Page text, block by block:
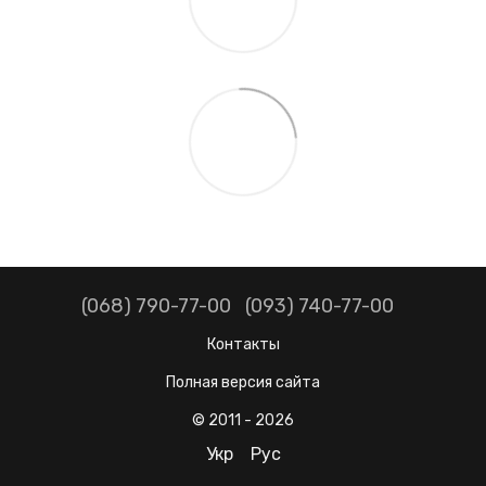
(068) 790-77-00 (093) 740-77-00
Контакты
Полная версия сайта
© 2011 - 2026
Укр Рус